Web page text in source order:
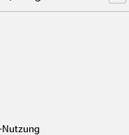
um deine
präsentiere
bieten wir
und persönliche
Nutzung